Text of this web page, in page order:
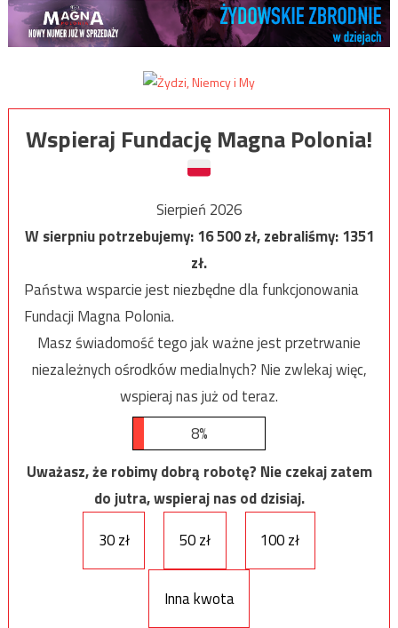
Wspieraj Fundację Magna Polonia!
Sierpień 2026
W sierpniu potrzebujemy:16 500zł, zebraliśmy:1351
zł.
Państwa wsparcie jest niezbędne dla funkcjonowania
Fundacji Magna Polonia.
Masz świadomość tego jak ważne jest przetrwanie
niezależnych ośrodków medialnych? Nie zwlekaj więc,
wspieraj nas już od teraz.
8%
Uważasz, że robimy dobrą robotę? Nie czekaj zatem
do jutra, wspieraj nas od dzisiaj.
30 zł
50 zł 100 zł
Inna kwota